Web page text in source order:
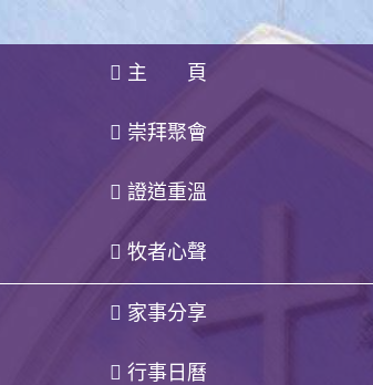
主 頁
崇拜聚會
證道重溫
牧者心聲
家事分享
行事日曆